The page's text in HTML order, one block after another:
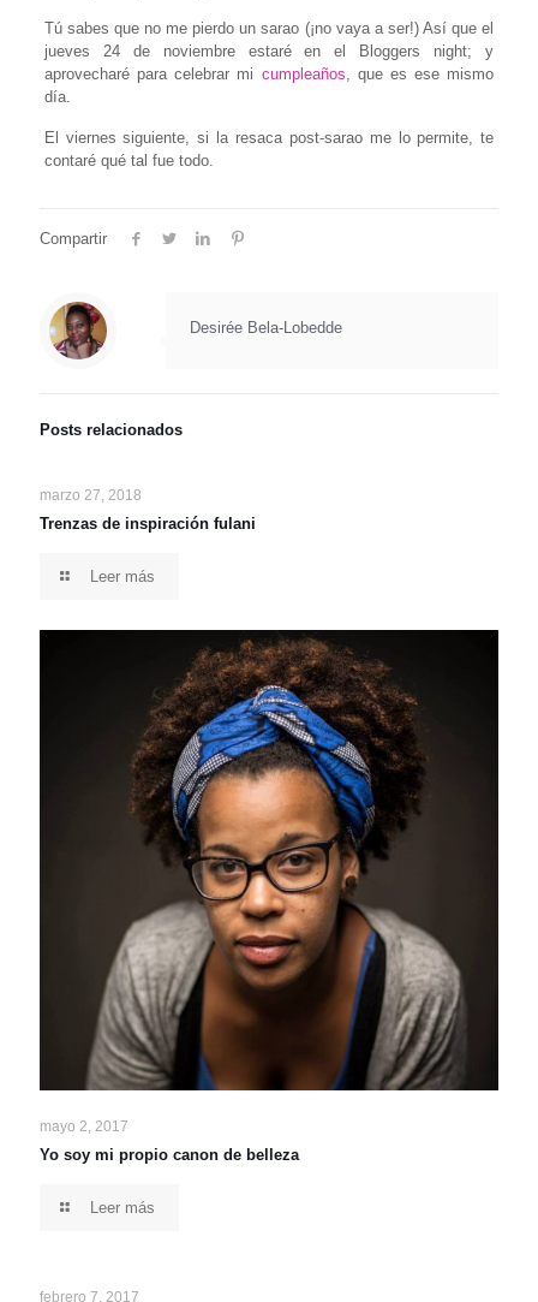
Tú sabes que no me pierdo un sarao (¡no vaya a ser!) Así que el
jueves 24 de noviembre estaré en el Bloggers night; y
aprovecharé para celebrar mi cumpleaños, que es ese mismo
día.
El viernes siguiente, si la resaca post-sarao me lo permite, te
contaré qué tal fue todo.
Compartir
Desirée Bela-Lobedde
Posts relacionados
marzo 27, 2018
Trenzas de inspiración fulani
Leer más
mayo 2, 2017
Yo soy mi propio canon de belleza
Leer más
febrero 7, 2017